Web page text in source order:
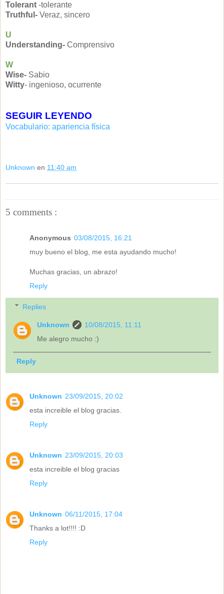
Tolerant-tolerante
Truthful-Veraz, sincero
U
Understanding-Comprensivo
W
Wise- Sabio
Witty- ingenioso, ocurrente
SEGUIR LEYENDO
Vocabulario: apariencia física
Unknownen 11:40 am
5 comments :
Anonymous 03/08/2015, 16:21
muy bueno el blog, me esta ayudando mucho!
Muchas gracias, un abrazo!
Reply
Replies
Unknown
10/08/2015, 11:11
Me alegro mucho :)
Reply
Unknown 23/09/2015, 20:02
esta increible el blog gracias.
Reply
Unknown 23/09/2015, 20:03
esta increible el blog gracias
Reply
Unknown 06/11/2015, 17:04
Thanks a lot!!!! :D
Reply